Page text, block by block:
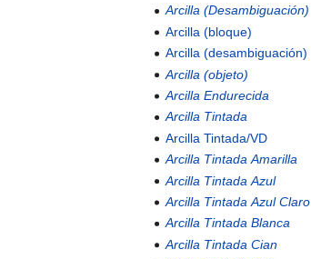
Arcilla (Desambiguación)
Arcilla (bloque)
Arcilla (desambiguación)
Arcilla (objeto)
Arcilla Endurecida
Arcilla Tintada
Arcilla Tintada/VD
Arcilla Tintada Amarilla
Arcilla Tintada Azul
Arcilla Tintada Azul Claro
Arcilla Tintada Blanca
Arcilla Tintada Cian